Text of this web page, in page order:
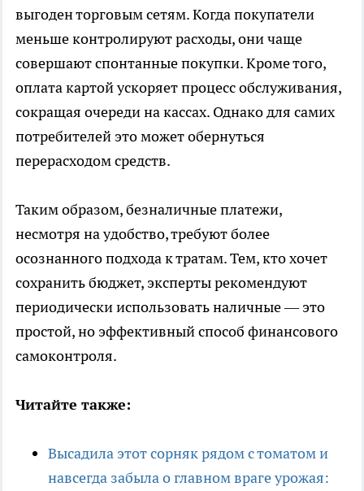
выгоден торговым сетям. Когда покупатели
меньше контролируют расходы, они чаще
совершают спонтанные покупки. Кроме того,
оплата картой ускоряет процесс обслуживания,
сокращая очереди на кассах. Однако для самих
потребителей это может обернуться
перерасходом средств.
Таким образом, безналичные платежи,
несмотря на удобство, требуют более
осознанного подхода к тратам. Тем, кто хочет
сохранить бюджет, эксперты рекомендуют
периодически использовать наличные — это
простой, но эффективный способ финансового
самоконтроля.
Читайте также:
Высадила этот сорняк рядом с томатом и
навсегда забыла о главном враге урожая: